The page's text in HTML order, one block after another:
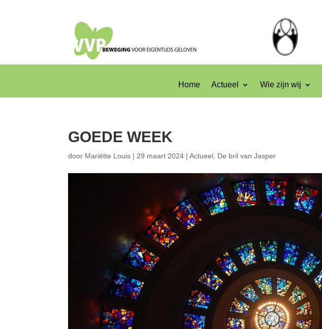
Home Actueel Wie zijn wij
GOEDE WEEK
door Mariëtte Louis | 29 maart 2024 |Actueel De bril van Jasper